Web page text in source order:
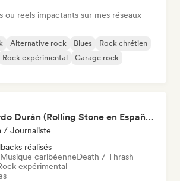
ou reels impactants sur mes réseaux
Alternative rock Blues
Rock chrétien
Rock expérimental
Garage rock
Ricardo Durán (Rolling Stone en Español-Editor-in-chief)
/ Journaliste
réalisés
Musique caribéenneDeath / Thrash
expérimental